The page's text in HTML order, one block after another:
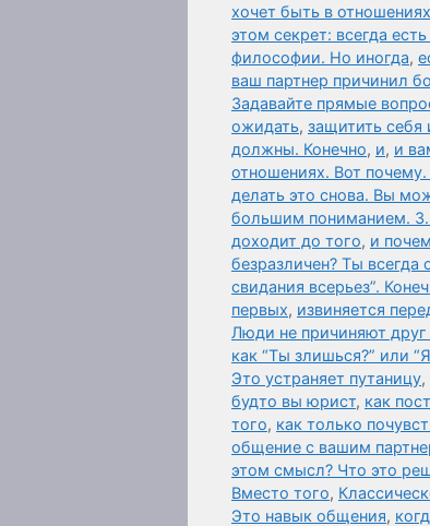
хочет быть в отношениях
этом секрет: всегда
философии. Но иногда,
ваш партнер причинил
Задавайте прямые
ожидать, защитить себя
должны. Конечно, и, и
отношениях. Вот почему.
делать это снова. Вы
большим пониманием. 3.
доходит до того, и
безразличен? Ты
свидания всерьез”.
первых, извиняется
Люди не причиняют друг
как “Ты злишься?” или
Это устраняет путаницу,
будто вы юрист, как
того, как только
общение с вашим
этом смысл? Что это
Вместо того,
Это навык общения,